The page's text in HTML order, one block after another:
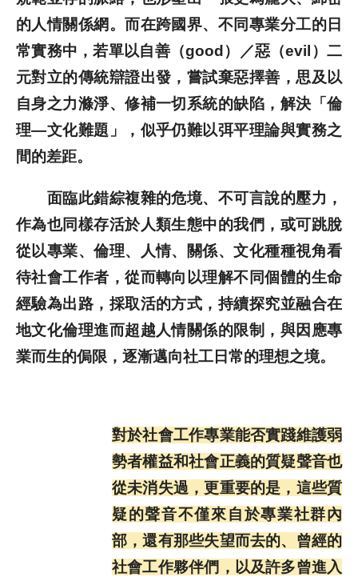
的人情關係網。而在跨國界、不同專業分工的日
常實務中，若單以自善（good）／惡（evil）二
元對立的傳統辯證出發，嘗試棄惡擇善，思及以
自身之力滌淨、修補一切系統的缺陷，解決「倫
理—文化難題」，似乎仍難以弭平理論與實務之
間的差距。
面臨此錯綜複雜的危境、不可言說的壓力，
作為也同樣存活於人類生態中的我們，或可跳脫
從以專業、倫理、人情、關係、文化種種視角看
待社會工作者，從而轉向以理解不同個體的生命
經驗為出路，採取活的方式，持續探究並融合在
地文化倫理進而超越人情關係的限制，與因應專
業而生的侷限，逐漸邁向社工日常的理想之境。
對於社會工作專業能否實踐維護弱
勢者權益和社會正義的質疑聲音也
從未消失過，更重要的是，這些質
疑的聲音不僅來自於專業社群內
部，還有那些失望而去的、曾經的
社會工作夥伴們，以及許多曾進入